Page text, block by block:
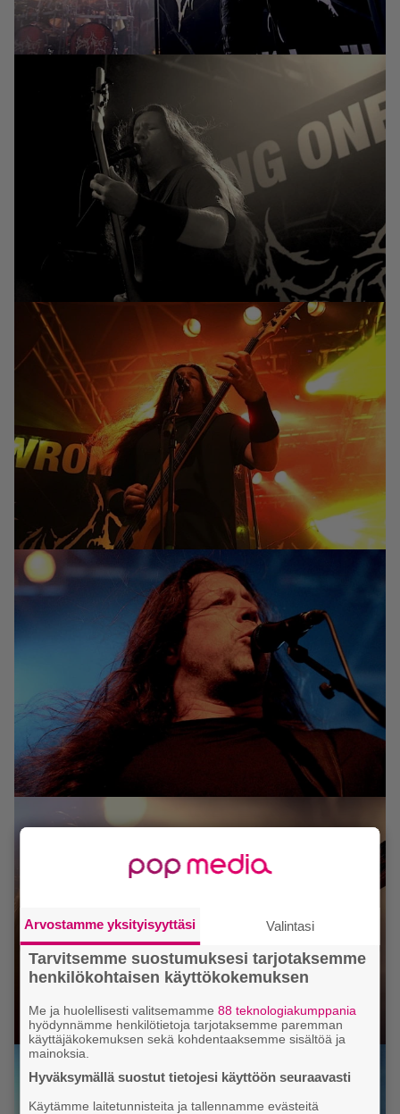
Arvostamme yksityisyyttäsi Valintasi
Tarvitsemme suostumuksesi tarjotaksemme
henkilökohtaisen käyttökokemuksen
Me ja huolellisesti valitsemamme88 teknologiakumppania
hyödynnämme henkilötietoja tarjotaksemme paremman
käyttäjäkokemuksen sekä kohdentaaksemme sisältöä ja
mainoksia.
Hyväksymällä suostut tietojesi käyttöön seuraavasti
Käytämme laitetunnisteita ja tallennamme evästeitä